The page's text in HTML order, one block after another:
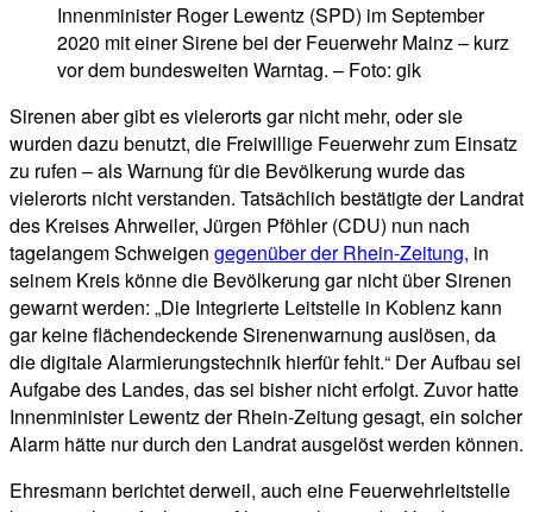
Innenminister Roger Lewentz (SPD) im September
2020 mit einer Sirene bei der Feuerwehr Mainz – kurz
vor dem bundesweiten Warntag. – Foto: gik
Sirenen aber gibt es vielerorts gar nicht mehr, oder sie
wurden dazu benutzt, die Freiwillige Feuerwehr zum Einsatz
zu rufen – als Warnung für die Bevölkerung wurde das
vielerorts nicht verstanden. Tatsächlich bestätigte der Landrat
des Kreises Ahrweiler, Jürgen Pföhler (CDU) nun nach
tagelangem Schweigen gegenüber der Rhein-Zeitung, in
seinem Kreis könne die Bevölkerung gar nicht über Sirenen
gewarnt werden: „Die Integrierte Leitstelle in Koblenz kann
gar keine flächendeckende Sirenenwarnung auslösen, da
die digitale Alarmierungstechnik hierfür fehlt.“ Der Aufbau sei
Aufgabe des Landes, das sei bisher nicht erfolgt. Zuvor hatte
Innenminister Lewentz der Rhein-Zeitung gesagt, ein solcher
Alarm hätte nur durch den Landrat ausgelöst werden können.
Ehresmann berichtet derweil, auch eine Feuerwehrleitstelle